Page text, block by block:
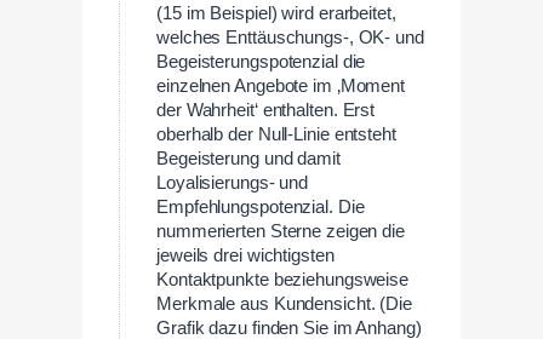
(15 im Beispiel) wird erarbeitet,
welches Enttäuschungs-, OK- und
Begeisterungspotenzial die
einzelnen Angebote im ‚Moment
der Wahrheit‘ enthalten. Erst
oberhalb der Null-Linie entsteht
Begeisterung und damit
Loyalisierungs- und
Empfehlungspotenzial. Die
nummerierten Sterne zeigen die
jeweils drei wichtigsten
Kontaktpunkte beziehungsweise
Merkmale aus Kundensicht. (Die
Grafik dazu finden Sie im Anhang)